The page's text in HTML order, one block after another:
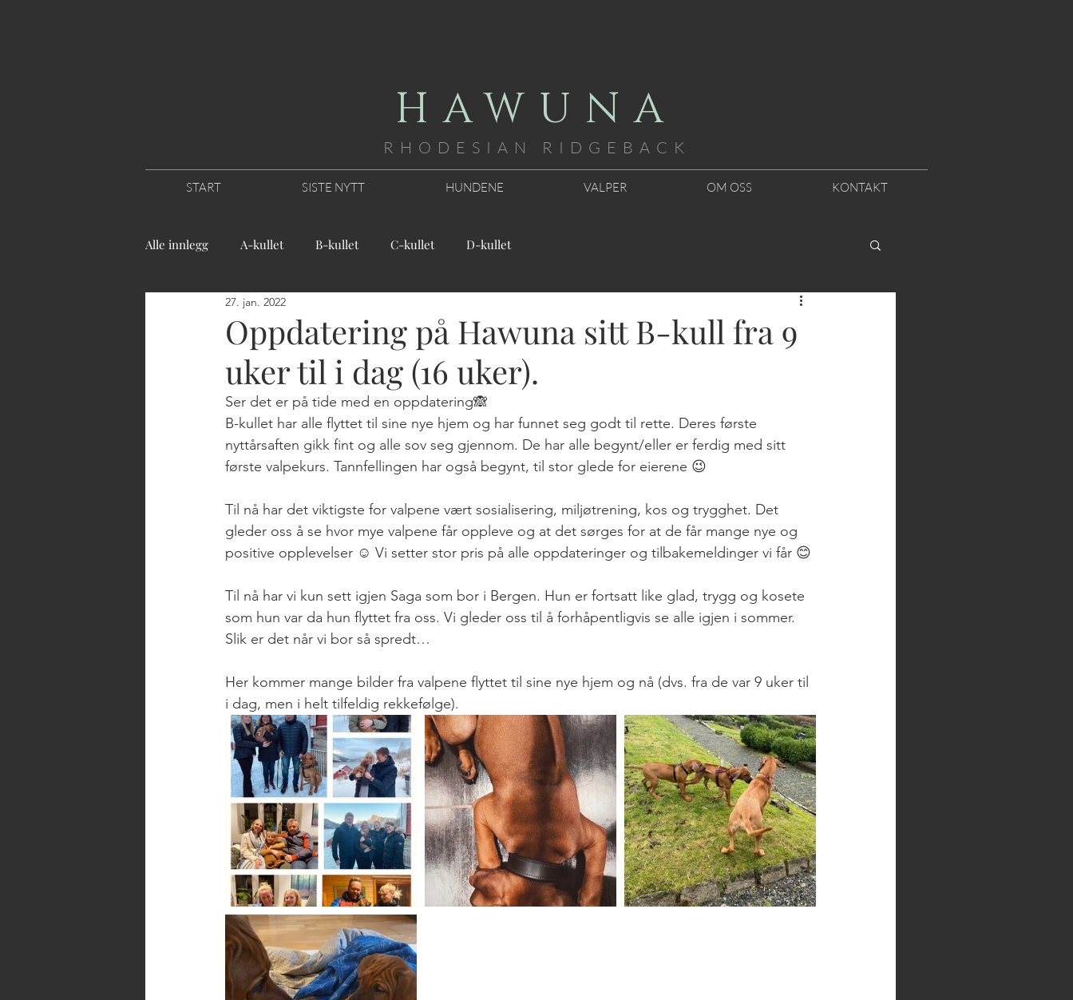
RHODESIAN RID GEBACK
START SISTE NYTT HUNDENE VALPER OM OSS KONTAKT
Alle innlegg A-kullet B-kullet C-kullet D-kullet
Oppdatering på Hawuna sitt B-kull fra 9
uker til i dag (16 uker).
27. jan. 2022
Ser det er på tide med en oppdatering🙈
B-kullet har alle flyttet til sine nye hjem og har funnet seg godt til rette. Deres første
nyttårsaften gikk fint og alle sov seg gjennom. De har alle begynt/eller er ferdig med sitt
første valpekurs. Tannfellingen har også begynt, til stor glede for eierene 😉
Til nå har det viktigste for valpene vært sosialisering, miljøtrening, kos og trygghet. Det
gleder oss å se hvor mye valpene får oppleve og at det sørges for at de får mange nye og
positive opplevelser ☺️ Vi setter stor pris på alle oppdateringer og tilbakemeldinger vi får 😊
Til nå har vi kun sett igjen Saga som bor i Bergen. Hun er fortsatt like glad, trygg og kosete
som hun var da hun flyttet fra oss. Vi gleder oss til å forhåpentligvis se alle igjen i sommer.
Slik er det når vi bor så spredt…
Her kommer mange bilder fra valpene flyttet til sine nye hjem og nå (dvs. fra de var 9 uker til
i dag, men i helt tilfeldig rekkefølge).
HAWUNA